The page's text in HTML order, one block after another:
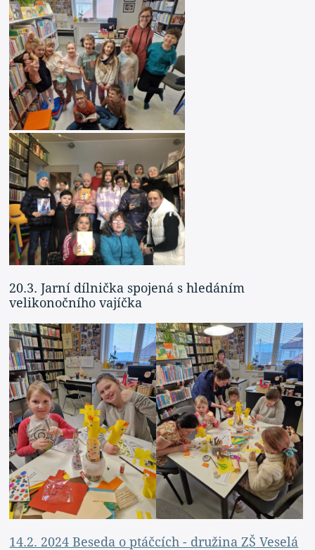
20.3. Jarní dílnička spojená s hledáním
velikonočního vajíčka
14.2. 2024 Beseda o ptáčcích - družina ZŠ Veselá